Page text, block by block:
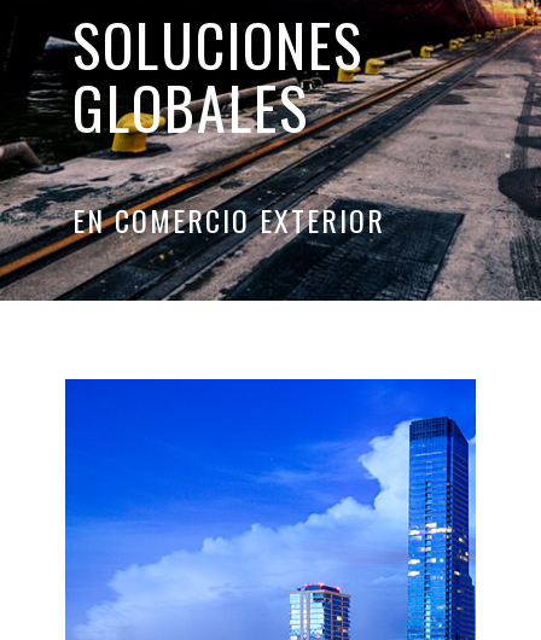
SOLUCIONES
GLOBALES
EN COMERCIO EXTERIOR